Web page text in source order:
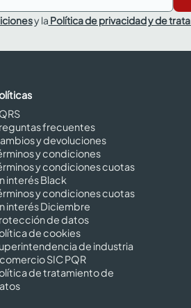
y la Política de privacidad y de
frecuentes
y devoluciones
y condiciones
y condiciones cuotas
interés Black
y condiciones cuotas
interés Diciembre
de datos
de cookies
de industria
SIC PQR
de tratamiento de